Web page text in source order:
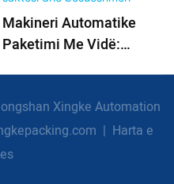
Makineri Automatike
Paketimi Me Vidë:
Xingke Automation
| Harta e